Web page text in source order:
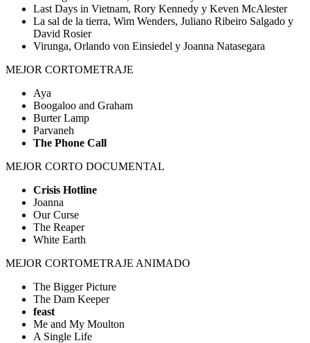
Last Days in Vietnam, Rory Kennedy y Keven McAlester
La sal de la tierra, Wim Wenders, Juliano Ribeiro Salgado y
David Rosier
Virunga, Orlando von Einsiedel y Joanna Natasegara
MEJOR CORTOMETRAJE
Aya
Boogaloo and Graham
Burter Lamp
Parvaneh
The Phone Call
MEJOR CORTO DOCUMENTAL
Crisis Hotline
Joanna
Our Curse
The Reaper
White Earth
MEJOR CORTOMETRAJE ANIMADO
The Bigger Picture
The Dam Keeper
feast
Me and My Moulton
A Single Life